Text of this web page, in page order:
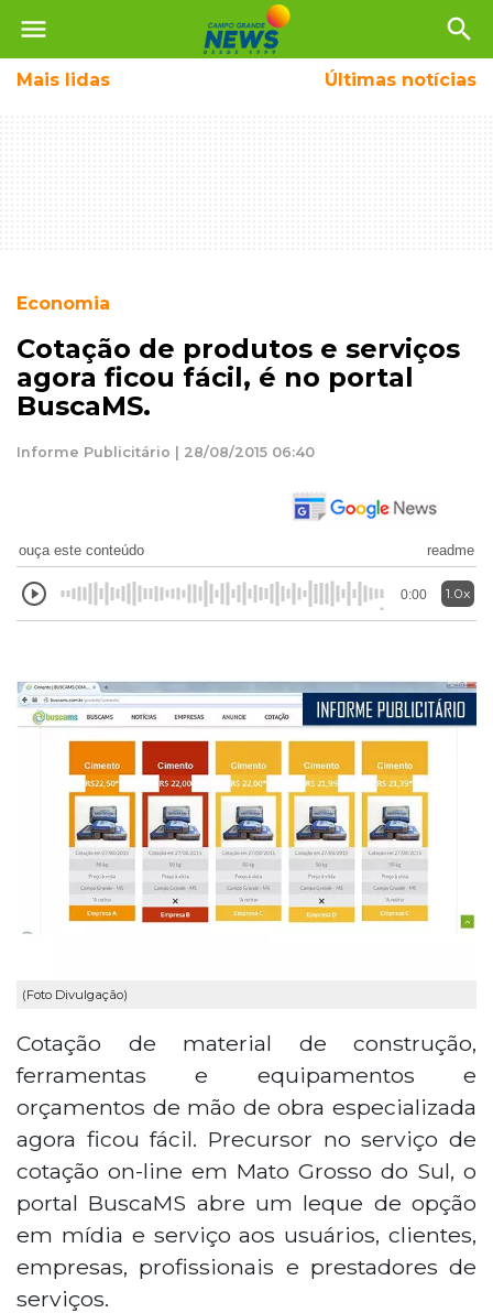
menu search
Mais lidas Últimas notícias
Economia
Cotação de produtos e serviços
agora ficou fácil, é no portal
BuscaMS.
Informe Publicitário | 28/08/2015 06:40
ouça este conteúdo readme
0:00 1.0x
(Foto Divulgação)
Cotação de material de construção,
ferramentas e equipamentos e
orçamentos de mão de obra especializada
agora ficou fácil. Precursor no serviço de
cotação on-line em Mato Grosso do Sul, o
portal BuscaMS abre um leque de opção
em mídia e serviço aos usuários, clientes,
empresas, profissionais e prestadores de
serviços.